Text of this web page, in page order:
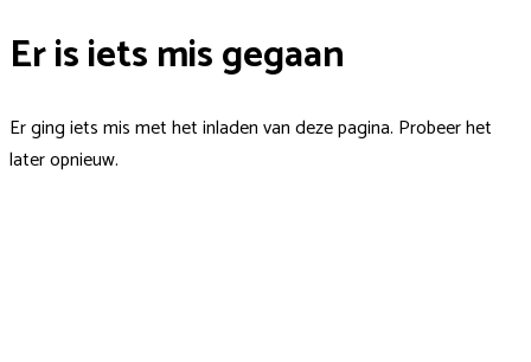
Er is iets mis gegaan
Er ging iets mis met het inladen van deze pagina. Probeer het
later opnieuw.